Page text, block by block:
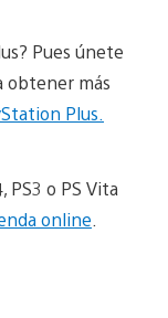
Pues únete
obtener más
Plus.
PS3 o PS Vita
online.